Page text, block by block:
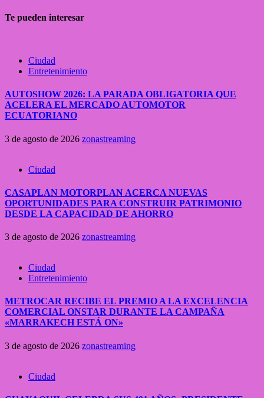
Te pueden interesar
Ciudad
Entretenimiento
AUTOSHOW 2026: LA PARADA OBLIGATORIA QUE
ACELERA EL MERCADO AUTOMOTOR
ECUATORIANO
3 de agosto de 2026 zonastreaming
Ciudad
CASAPLAN MOTORPLAN ACERCA NUEVAS
OPORTUNIDADES PARA CONSTRUIR PATRIMONIO
DESDE LA CAPACIDAD DE AHORRO
3 de agosto de 2026 zonastreaming
Ciudad
Entretenimiento
METROCAR RECIBE EL PREMIO A LA EXCELENCIA
COMERCIAL ONSTAR DURANTE LA CAMPAÑA
«MARRAKECH ESTÁ ON»
3 de agosto de 2026 zonastreaming
Ciudad